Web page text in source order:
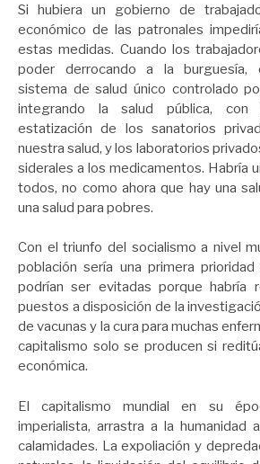
Si hubiera un gobierno de
económico de las patronales
estas medidas. Cuando los
poder derrocando a la burguesía,
sistema de salud único controlado
integrando la salud pública, con
estatización de los sanatorios
nuestra salud, y los laboratorios
siderales a los medicamentos. Habría
todos, no como ahora que hay una
una salud para pobres.
Con el triunfo del socialismo a nivel
población sería una primera
podrían ser evitadas porque habría
puestos a disposición de la
de vacunas y la cura para muchas
capitalismo solo se producen si
económica.
El capitalismo mundial en su
imperialista, arrastra a la humanidad
calamidades. La expoliación y